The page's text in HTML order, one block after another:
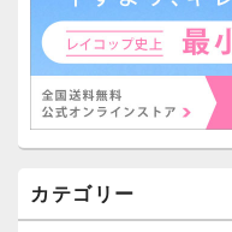
カテゴリー